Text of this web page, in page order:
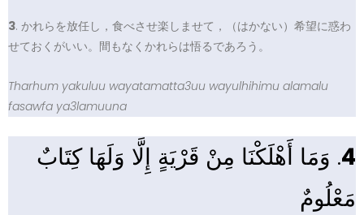
3. かれらを放任し，食べさせ楽しませて，（はかない）希望に惑わ
せておくがいい。間もなくかれらは悟るであろう。
Tharhum yakuluu wayatamatta3uu wayulhihimu alamalu
fasawfa ya3lamuuna
4. وَمَا أَهْلَكْنَا مِنْ قَرْيَةٍ إِلَّا وَلَهَا كِتَابٌ
مَعْلُومٌ